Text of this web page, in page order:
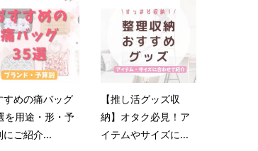
すめの痛バッグ
を用途・形・予
にご紹介...
【推し活グッズ収
納】オタク必見！ア
イテムやサイズに...